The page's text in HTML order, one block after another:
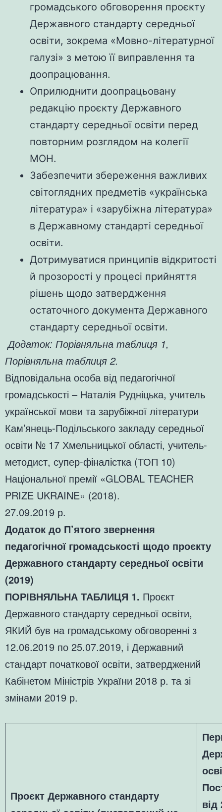
громадського обговорення проєкту
Державного стандарту середньої
освіти, зокрема «Мовно-літературної
галузі» з метою її виправлення та
доопрацювання.
Оприлюднити доопрацьовану
редакцію проєкту Державного
стандарту середньої освіти перед
повторним розглядом на колегії
МОН.
Забезпечити збереження важливих
світоглядних предметів «українська
література» і «зарубіжна література»
в Державному стандарті середньої
освіти.
Дотримуватися принципів відкритості
й прозорості у процесі прийняття
рішень щодо затвердження
остаточного документа Державного
стандарту середньої освіти.
Додаток: Порівняльна таблиця 1,
Порівняльна таблиця 2.
Відповідальна особа від педагогічної
громадськості – Наталія Рудніцька, учитель
української мови та зарубіжної літератури
Кам’янець-Подільського закладу середньої
освіти № 17 Хмельницької області, учитель-
методист, супер-фіналістка (ТОП 10)
Національної премії «GLOBAL TEACHER
PRIZE UKRAINE» (2018).
27.09.2019 р.
Додаток до П’ятого звернення
педагогічної громадськості щодо проєкту
Державного стандарту середньої освіти
(2019)
ПОРІВНЯЛЬНА ТАБЛИЦЯ 1. Проєкт
Державного стандарту середньої освіти,
ЯКИЙ був на громадському обговоренні з
12.06.2019 по 25.07.2019, і Державний
стандарт початкової освіти, затверджений
Кабінетом Міністрів України 2018 р. та зі
змінами 2019 р.
Проєкт Державного стандарту
від